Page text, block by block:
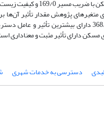
پژوهش مقدار تأثیر
دارای تأثیر مثبت و معناداری
دسترسی به خدمات شهری